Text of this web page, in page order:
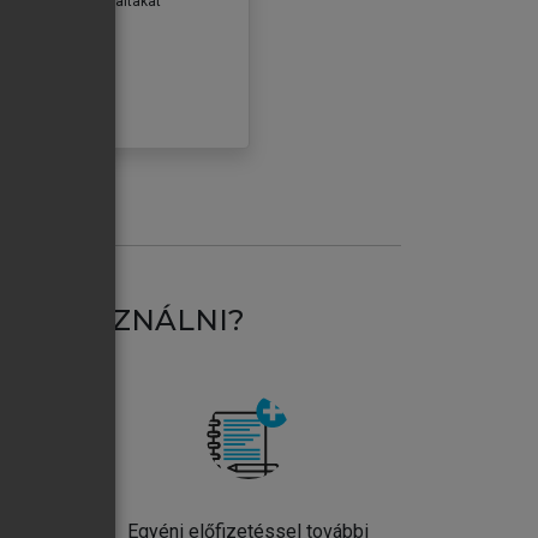
HASZNÁLNI?
Egyéni előfizetéssel további